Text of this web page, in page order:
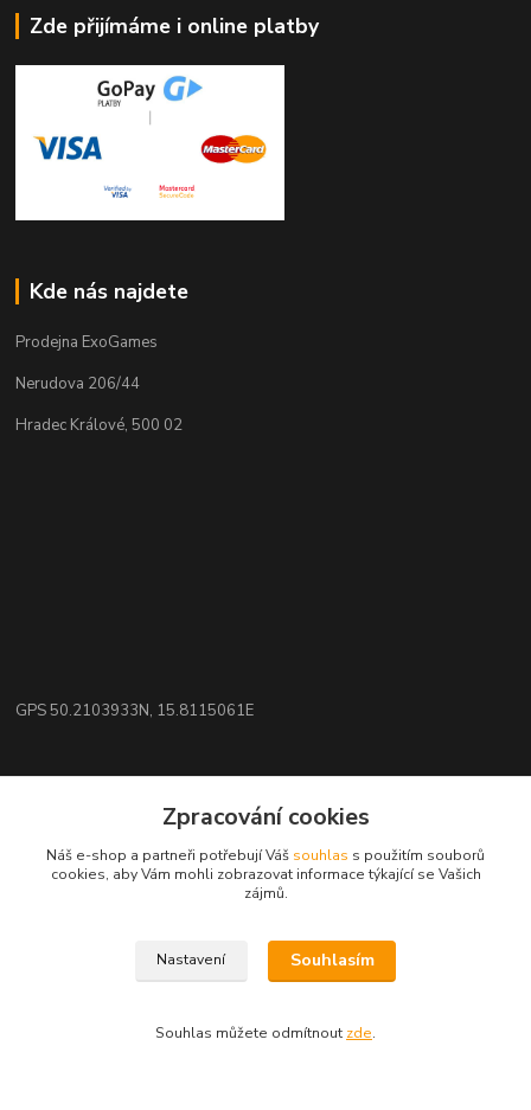
Zde přijímáme i online platby
Kde nás najdete
Prodejna ExoGames
Nerudova 206/44
Hradec Králové, 500 02
GPS 50.2103933N, 15.8115061E
eshop: nakupujizde
Zpracování cookies
Náš e-shop a partneři potřebují Váš souhlas s použitím souborů
cookies, aby Vám mohli zobrazovat informace týkající se Vašich
zájmů.
Nastavení Souhlasím
Souhlas můžete odmítnout zde.